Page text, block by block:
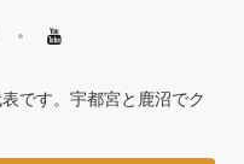
です。宇都宮と鹿沼でク